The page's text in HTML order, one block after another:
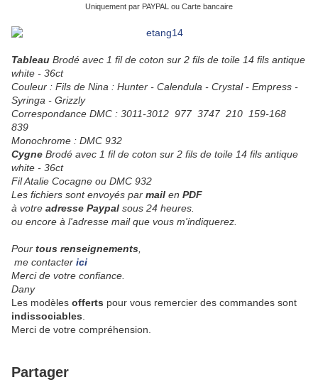
Uniquement par PAYPAL ou Carte bancaire
Tableau Brodé avec 1 fil de coton sur 2 fils de toile 14 fils antique
white - 36ct
Couleur : Fils de Nina : Hunter - Calendula - Crystal - Empress -
Syringa - Grizzly
Correspondance DMC : 3011-3012 977 3747 210 159-168
839
Monochrome : DMC 932
Cygne Brodé avec 1 fil de coton sur 2 fils de toile 14 fils antique
white - 36ct
Fil Atalie Cocagne ou DMC 932
Les fichiers sont envoyés par mail en PDF
à votre adresse Paypal sous 24 heures.
ou encore à l'adresse mail que vous m'indiquerez.
Pour tous renseignements
me contacter ici
Merci de votre confiance.
Dany
Les modèles offerts pour vous remercier des commandes sont
indissociables
Merci de votre compréhension.
Partager